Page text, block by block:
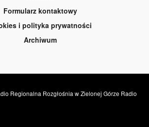
Formularz kontaktowy
i polityka prywatności
Archiwum
Regionalna Rozgłośnia w Zielonej Górze Radio